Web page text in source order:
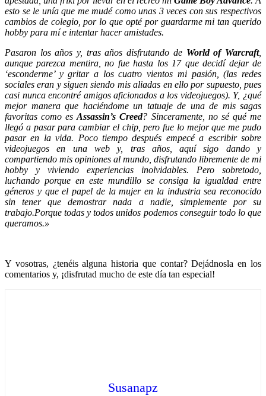
esto se le unía que me mudé como unas 3 veces con sus respectivos
cambios de colegio, por lo que opté por guardarme mi tan querido
hobby para mí e intentar hacer amistades.
Pasaron los años y, tras años disfrutando deWorld of Warcraft,
aunque parezca mentira, no fue hasta los 17 que decidí dejar de
‘esconderme’ y gritar a los cuatro vientos mi pasión, (las redes
sociales eran y siguen siendo mis aliadas en ello por supuesto, pues
casi nunca encontré amigos aficionados a los videojuegos). Y, ¿qué
mejor manera que haciéndome un tatuaje de una de mis sagas
favoritas como esAssassin’s Creed? Sinceramente, no sé qué me
llegó a pasar para cambiar el chip, pero fue lo mejor que me pudo
pasar en la vida. Poco tiempo después empecé a escribir sobre
videojuegos en una web y, tras años, aquí sigo dando y
compartiendo mis opiniones al mundo, disfrutando libremente de mi
hobby y viviendo experiencias inolvidables. Pero sobretodo,
luchando porque en este mundillo se consiga la igualdad entre
géneros y que el papel de la mujer en la industria sea reconocido
sin tener que demostrar nada a nadie, simplemente por su
trabajo.Porque todas y todos unidos podemos conseguir todo lo que
queramos.»
Y vosotras, ¿tenéis alguna historia que contar? Dejádnosla en los
comentarios y, ¡disfrutad mucho de este día tan especial!
Susanapz